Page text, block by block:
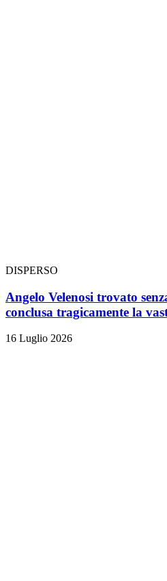
DISPERSO
Angelo Velenosi trovato
conclusa tragicamente la
16 Luglio 2026